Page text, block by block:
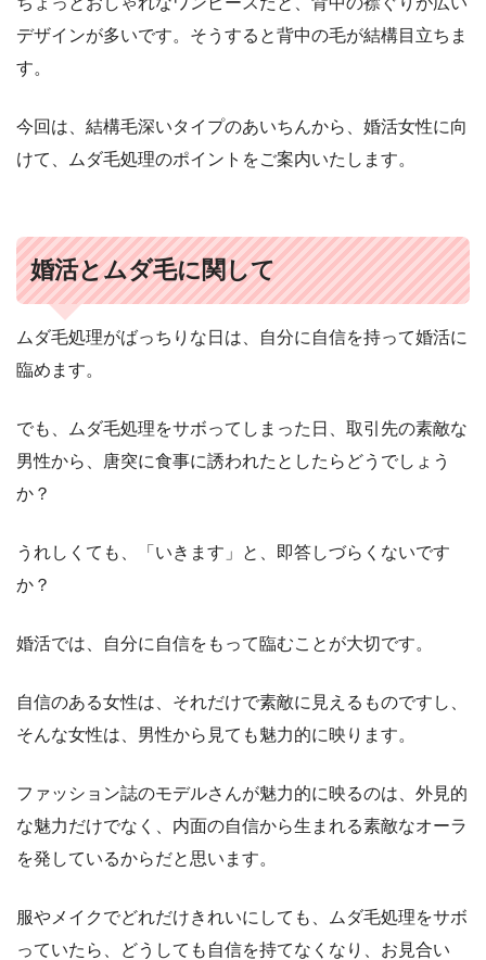
デザインが多いです。そうすると背中の毛が結構目立ちま
す。
今回は、結構毛深いタイプのあいちんから、婚活女性に向
けて、ムダ毛処理のポイントをご案内いたします。
婚活とムダ毛に関して
ムダ毛処理がばっちりな日は、自分に自信を持って婚活に
臨めます。
でも、ムダ毛処理をサボってしまった日、取引先の素敵な
男性から、唐突に食事に誘われたとしたらどうでしょう
か？
うれしくても、「いきます」と、即答しづらくないです
か？
婚活では、自分に自信をもって臨むことが大切です。
自信のある女性は、それだけで素敵に見えるものですし、
そんな女性は、男性から見ても魅力的に映ります。
ファッション誌のモデルさんが魅力的に映るのは、外見的
な魅力だけでなく、内面の自信から生まれる素敵なオーラ
を発しているからだと思います。
服やメイクでどれだけきれいにしても、ムダ毛処理をサボ
っていたら、どうしても自信を持てなくなり、お見合い